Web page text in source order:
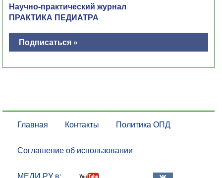
Научно-практический журнал
ПРАКТИКА ПЕДИАТРА
Подписаться »
Главная Контакты Политика ОПД
Соглашение об использовании